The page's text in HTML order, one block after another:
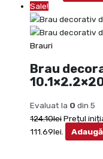
Sale!
Brauri
Brau
Evaluat la 0 din 5
124.10leiPrețul
111.69lei.